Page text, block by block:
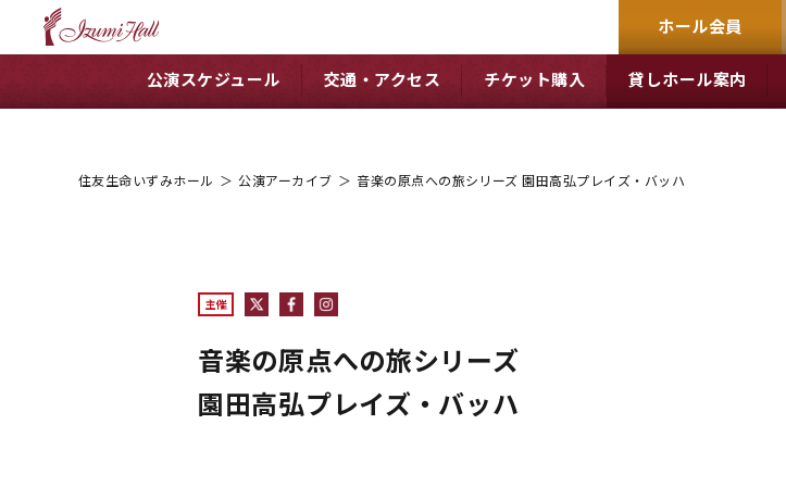
ホール会員
公演スケジュール 交通・アクセス チケット購入 貸しホール案内
住友生命いずみホール ＞ 公演アーカイブ ＞ 音楽の原点への旅シリーズ 園田高弘プレイズ・バッハ
主催
音楽の原点への旅シリーズ
園田高弘プレイズ・バッハ